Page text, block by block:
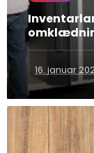
16. januar